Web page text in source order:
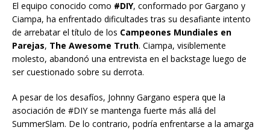
El equipo conocido como #DIY, conformado por Gargano y
Ciampa, ha enfrentado dificultades tras su desafiante intento
de arrebatar el título de los Campeones Mundiales en
Parejas, The Awesome Truth. Ciampa, visiblemente
molesto, abandonó una entrevista en el backstage luego de
ser cuestionado sobre su derrota.
A pesar de los desafíos, Johnny Gargano espera que la
asociación de #DIY se mantenga fuerte más allá del
SummerSlam. De lo contrario, podría enfrentarse a la amarga